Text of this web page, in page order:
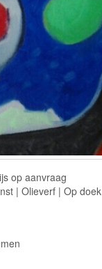
op aanvraag
| Olieverf | Op doek